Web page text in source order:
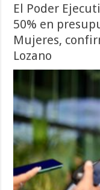
El Poder
50% en
Mujeres,
Lozano